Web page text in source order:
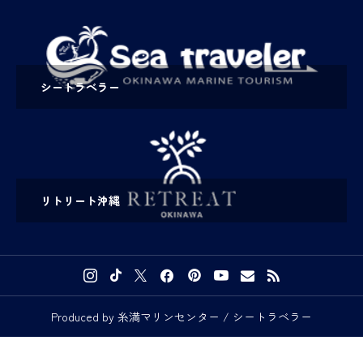
シートラベラー
リトリート沖縄
Produced by 糸満マリンセンター / シートラベラー